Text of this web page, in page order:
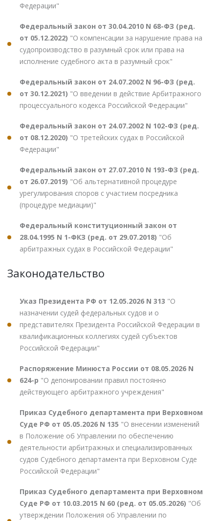
Федерации"
Федеральный закон от 30.04.2010 N 68-ФЗ (ред.
от 05.12.2022) "О компенсации за нарушение права на
судопроизводство в разумный срок или права на
исполнение судебного акта в разумный срок"
Федеральный закон от 24.07.2002 N 96-ФЗ (ред.
от 30.12.2021) "О введении в действие Арбитражного
процессуального кодекса Российской Федерации"
Федеральный закон от 24.07.2002 N 102-ФЗ (ред.
от 08.12.2020) "О третейских судах в Российской
Федерации"
Федеральный закон от 27.07.2010 N 193-ФЗ (ред.
от 26.07.2019) "Об альтернативной процедуре
урегулирования споров с участием посредника
(процедуре медиации)"
Федеральный конституционный закон от
28.04.1995 N 1-ФКЗ (ред. от 29.07.2018) "Об
арбитражных судах в Российской Федерации"
Законодательство
Указ Президента РФ от 12.05.2026 N 313 "О
назначении судей федеральных судов и о
представителях Президента Российской Федерации в
квалификационных коллегиях судей субъектов
Российской Федерации"
Распоряжение Минюста России от 08.05.2026 N
624-р "О депонировании правил постоянно
действующего арбитражного учреждения"
Приказ Судебного департамента при Верховном
Суде РФ от 05.05.2026 N 135 "О внесении изменений
в Положение об Управлении по обеспечению
деятельности арбитражных и специализированных
судов Судебного департамента при Верховном Суде
Российской Федерации"
Приказ Судебного департамента при Верховном
Суде РФ от 10.03.2015 N 60 (ред. от 05.05.2026) "Об
утверждении Положения об Управлении по